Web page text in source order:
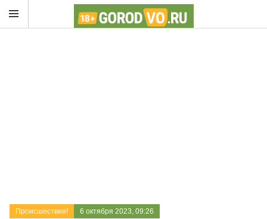
Происшествия! 6 октября 2023, 09:26